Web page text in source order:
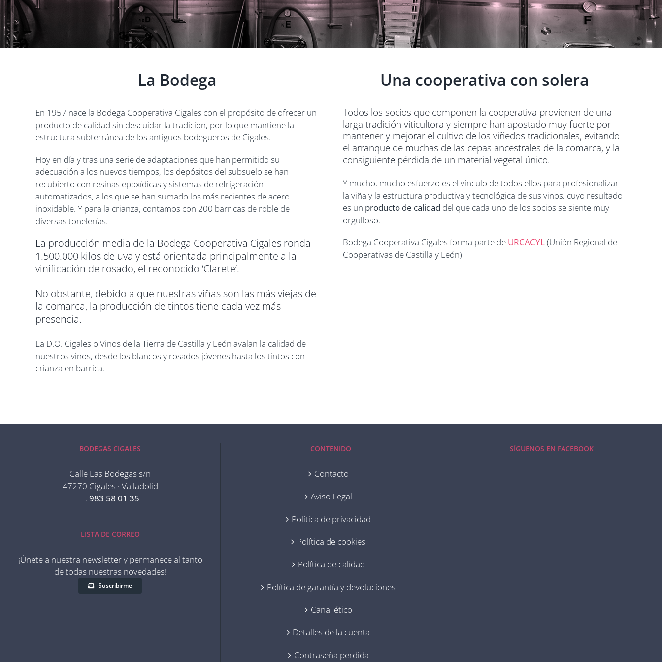
La Bodega
En 1957 nace la Bodega Cooperativa Cigales con el propósito de ofrecer un
producto de calidad sin descuidar la tradición, por lo que mantiene la
estructura subterránea de los antiguos bodegueros de Cigales.
Hoy en día y tras una serie de adaptaciones que han permitido su
adecuación a los nuevos tiempos, los depósitos del subsuelo se han
recubierto con resinas epoxídicas y sistemas de refrigeración
automatizados, a los que se han sumado los más recientes de acero
inoxidable. Y para la crianza, contamos con 200 barricas de roble de
diversas tonelerías.
La producción media de la Bodega Cooperativa Cigales ronda
1.500.000 kilos de uva y está orientada principalmente a la
vinificación de rosado, el reconocido ‘Clarete’.
No obstante, debido a que nuestras viñas son las más viejas de
la comarca, la producción de tintos tiene cada vez más
presencia.
La D.O. Cigales o Vinos de la Tierra de Castilla y León avalan la calidad de
nuestros vinos, desde los blancos y rosados jóvenes hasta los tintos con
crianza en barrica.
Una cooperativa con solera
Todos los socios que componen la cooperativa provienen de una
larga tradición viticultora y siempre han apostado muy fuerte por
mantener y mejorar el cultivo de los viñedos tradicionales, evitando
el arranque de muchas de las cepas ancestrales de la comarca, y la
consiguiente pérdida de un material vegetal único.
Y mucho, mucho esfuerzo es el vínculo de todos ellos para profesionalizar
la viña y la estructura productiva y tecnológica de sus vinos, cuyo resultado
es un producto de calidad del que cada uno de los socios se siente muy
orgulloso.
Bodega Cooperativa Cigales forma parte de URCACYL(Unión Regional de
Cooperativas de Castilla y León).
BODEGAS CIGALES
Calle Las Bodegas s/n
47270 Cigales · Valladolid
T. 983 58 01 35
LISTA DE CORREO
¡Únete a nuestra newsletter y permanece al tanto
de todas nuestras novedades!
Suscribirme
CONTENIDO
Contacto
Aviso Legal
Política de privacidad
Política de cookies
Política de calidad
Política de garantía y devoluciones
Canal ético
Detalles de la cuenta
Contraseña perdida
SÍGUENOS EN FACEBOOK